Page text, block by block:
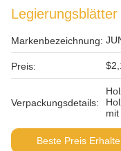
Legierungsblätter
Markenbezeichnung:
Preis:
Verpackungsdetails:
Beste Preis